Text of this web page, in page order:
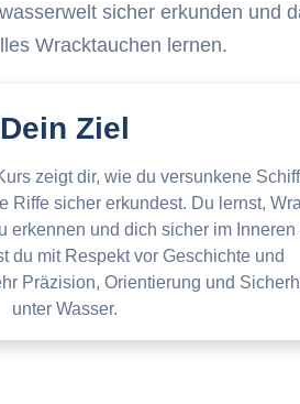
sicher erkunden und
Wracktauchen lernen.
Dein Ziel
zeigt dir, wie du versunkene
Riffe sicher erkundest. Du lernst,
erkennen und dich sicher im Inneren
du mit Respekt vor Geschichte und
Präzision, Orientierung und
unter Wasser.